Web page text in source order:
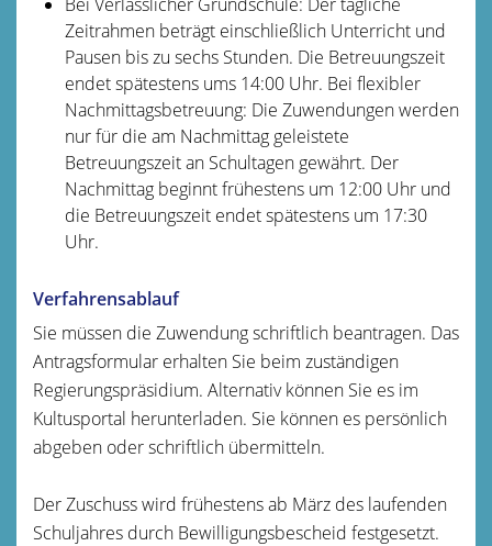
Zeitrahmen beträgt einschließlich Unterricht und
Pausen bis zu sechs Stunden. Die Betreuungszeit
endet spätestens ums 14:00 Uhr. Bei flexibler
Nachmittagsbetreuung: Die Zuwendungen werden
nur für die am Nachmittag geleistete
Betreuungszeit an Schultagen gewährt. Der
Nachmittag beginnt frühestens um 12:00 Uhr und
die Betreuungszeit endet spätestens um 17:30
Uhr.
Verfahrensablauf
Sie müssen die Zuwendung schriftlich beantragen. Das
Antragsformular erhalten Sie beim zuständigen
Regierungspräsidium. Alternativ können Sie es im
Kultusportal herunterladen. Sie können es persönlich
abgeben oder schriftlich übermitteln.
Der Zuschuss wird frühestens ab März des laufenden
Schuljahres durch Bewilligungsbescheid festgesetzt.